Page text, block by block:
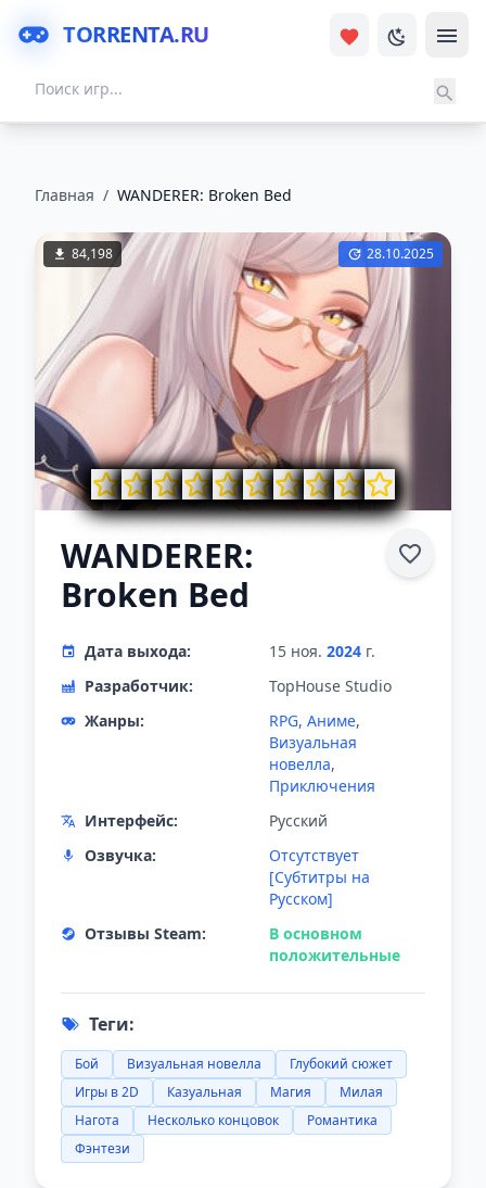
TORRENTA.RU
Главная / WANDERER: Broken Bed
84,198 28.10.2025
WANDERER:
Broken Bed
Дата выхода: 15 ноя. 2024 г.
Разработчик:
TopHouse Studio
Жанры:
RPG, Аниме,
Визуальная
новелла,
Приключения
Интерфейс:
Русский
Озвучка:
Отсутствует
[Субтитры на
Русском]
Отзывы Steam:
В основном
положительные
Теги:
Бой Визуальная новелла
Глубокий сюжет
Игры в 2D
Казуальная Магия
Милая
Нагота
Несколько концовок
Романтика
Фэнтези